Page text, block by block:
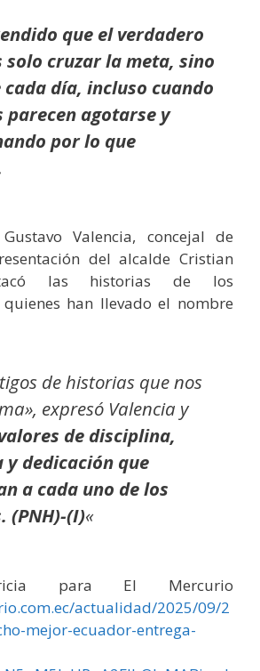
que el verdadero
solo cruzar la meta, sino
día, incluso cuando
parecen agotarse y
por lo que
Valencia, concejal de
del alcalde Cristian
las historias de los
quienes han llevado el nombre
de historias que nos
expresó Valencia y
de disciplina,
y dedicación que
a cada uno de los
(PNH)-(I)«
para El Mercurio
actualidad/2025/09/2
mejor-ecuador-entrega-